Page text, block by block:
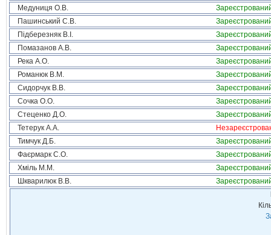
Медуниця О.В.
Пашинський С.В.
Підберезняк В.І.
Помазанов А.В.
Река А.О.
Романюк В.М.
Сидорчук В.В.
Сочка О.О.
Стеценко Д.О.
Тетерук А.А.
Тимчук Д.Б.
Фаєрмарк С.О.
Хміль М.М.
Шкварилюк В.В.